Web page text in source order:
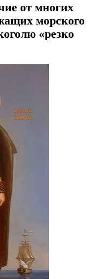
от многих
морского
«резко